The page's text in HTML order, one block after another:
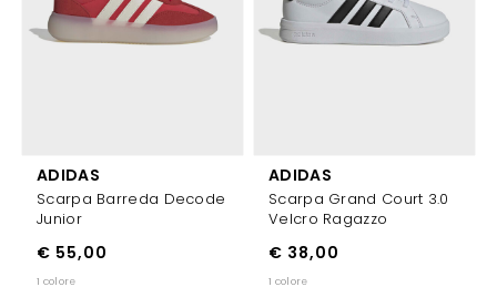
ADIDAS
Scarpa Barreda Decode
Junior
€ 55,00
1 colore
ADIDAS
Scarpa Grand Court 3.0
Velcro Ragazzo
€ 38,00
1 colore